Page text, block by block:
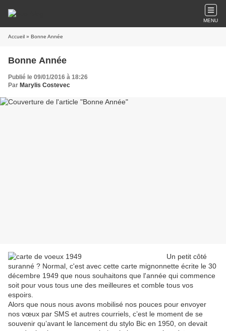
MENU
Accueil » Bonne Année
Bonne Année
Publié le 09/01/2016 à 18:26
Par Marylis Costevec
Un petit côté
suranné ? Normal, c'est avec cette carte mignonnette écrite le 30
décembre 1949 que nous souhaitons que l'année qui commence
soit pour vous tous une des meilleures et comble tous vos
espoirs.
Alors que nous nous avons mobilisé nos pouces pour envoyer
nos vœux par SMS et autres courriels, c’est le moment de se
souvenir qu’avant le lancement du stylo Bic en 1950, on devait